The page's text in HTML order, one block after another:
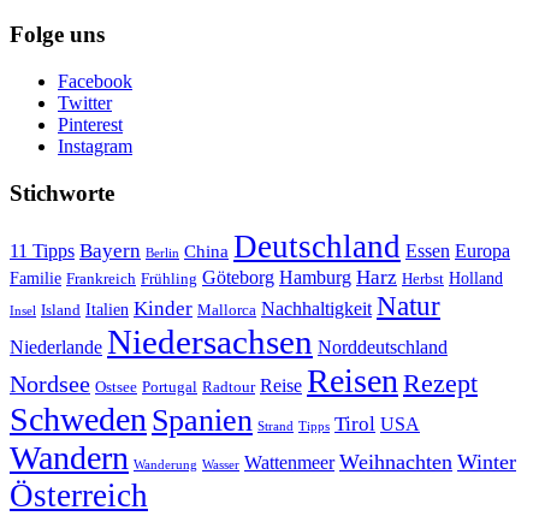
Folge uns
Facebook
Twitter
Pinterest
Instagram
Stichworte
11 Tipps Bayern Berlin China Deutschland Essen Europa
Familie Frankreich Frühling Göteborg Hamburg Harz Herbst Holland
Insel Island Italien Kinder Mallorca Nachhaltigkeit Natur
Niederlande Niedersachsen Norddeutschland
Nordsee Ostsee Portugal Radtour Reise ReisenRezept
SchwedenSpanien Strand Tipps Tirol USA
Wandern Wanderung Wasser Wattenmeer Weihnachten Winter
Österreich